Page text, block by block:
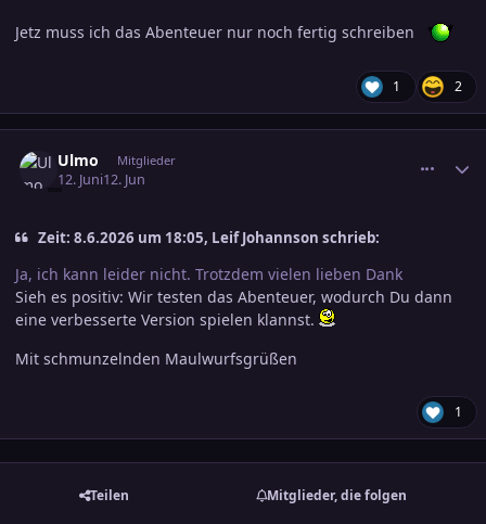
Jetz muss ich das Abenteuer nur noch fertig schreiben
1 2
Ulmo Mitglieder
12. Juni12. Jun
Zeit: 8.6.2026 um 18:05, Leif Johannson schrieb:
Ja, ich kann leider nicht. Trotzdem vielen lieben Dank
Sieh es positiv: Wir testen das Abenteuer, wodurch Du dann
eine verbesserte Version spielen klannst.
Mit schmunzelnden Maulwurfsgrüßen
1
Teilen Mitglieder, die folgen